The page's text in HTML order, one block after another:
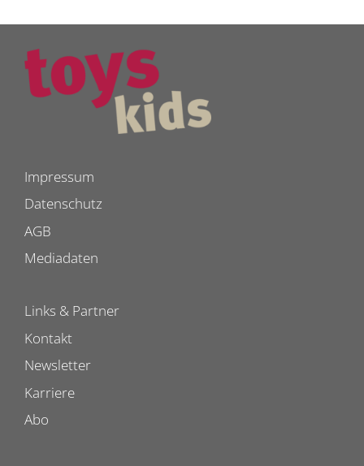
Impressum
Datenschutz
AGB
Mediadaten
Links & Partner
Kontakt
Newsletter
Karriere
Abo